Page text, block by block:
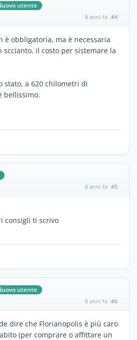
utente
8 anni fa #4
è obbligatoria, ma è necessaria
sccianto, il costo per sistemare la
stato, a 620 chilometri di
bellissimo.
8 anni fa #5
consigli ti scrivo
utente
8 anni fa #6
dire che Florianopolis è più caro
(per comprare o affittare un